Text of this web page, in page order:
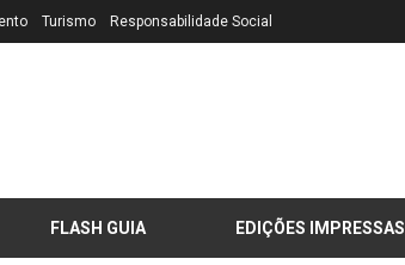
Turismo Responsabilidade Social
FLASH GUIA EDIÇÕES IMPRESSAS